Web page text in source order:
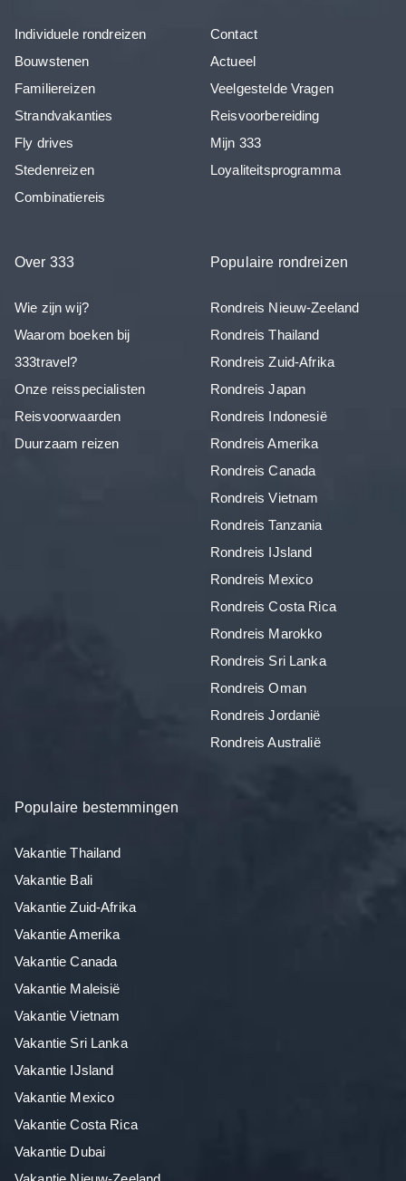
Individuele rondreizen
Bouwstenen
Familiereizen
Strandvakanties
Fly drives
Stedenreizen
Combinatiereis
Contact
Actueel
Veelgestelde Vragen
Reisvoorbereiding
Mijn 333
Loyaliteitsprogramma
Over 333
Wie zijn wij?
Waarom boeken bij
333travel?
Onze reisspecialisten
Reisvoorwaarden
Duurzaam reizen
Populaire rondreizen
Rondreis Nieuw-Zeeland
Rondreis Thailand
Rondreis Zuid-Afrika
Rondreis Japan
Rondreis Indonesië
Rondreis Amerika
Rondreis Canada
Rondreis Vietnam
Rondreis Tanzania
Rondreis IJsland
Rondreis Mexico
Rondreis Costa Rica
Rondreis Marokko
Rondreis Sri Lanka
Rondreis Oman
Rondreis Jordanië
Rondreis Australië
Populaire bestemmingen
Vakantie Thailand
Vakantie Bali
Vakantie Zuid-Afrika
Vakantie Amerika
Vakantie Canada
Vakantie Maleisië
Vakantie Vietnam
Vakantie Sri Lanka
Vakantie IJsland
Vakantie Mexico
Vakantie Costa Rica
Vakantie Dubai